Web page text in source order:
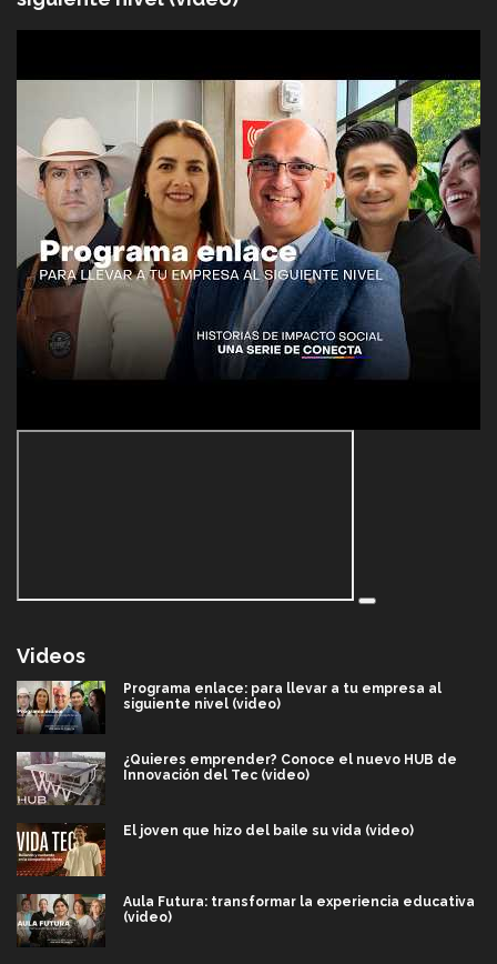
Videos
Programa enlace: para llevar a tu empresa al
siguiente nivel (video)
¿Quieres emprender? Conoce el nuevo HUB de
Innovación del Tec (video)
El joven que hizo del baile su vida (video)
Aula Futura: transformar la experiencia educativa
(video)